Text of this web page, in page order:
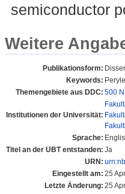
semiconductor
Weitere
Publikationsform:
Keywords:
Themengebiete aus DDC: 500
Institutionen der Universität:
Sprache:
Titel an der UBT entstanden: Ja
URN:
Eingestellt am: 25
Letzte Änderung: 25